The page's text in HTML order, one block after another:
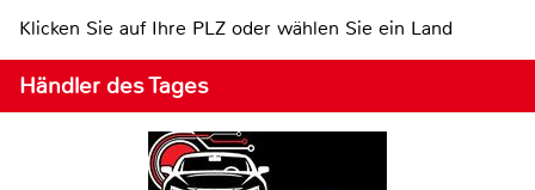
Klicken Sie auf Ihre PLZ oder wählen Sie ein Land
Händler des Tages